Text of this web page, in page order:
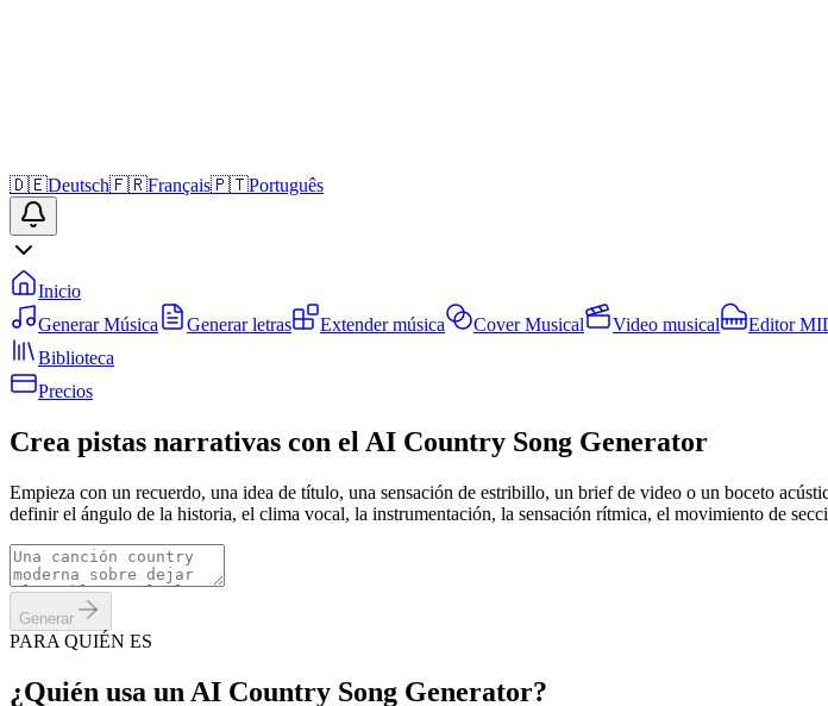
🇩🇪Deutsch🇫🇷Français🇵🇹Português
Inicio
Generar Música
Generar letras Extender música Cover Musical Video musical Editor
Biblioteca
Precios
Crea pistas narrativas con el AI Country Song Generator
Empieza con un recuerdo, una idea de título, una sensación de estribillo, un brief de video o un boceto
definir el ángulo de la historia, el clima vocal, la instrumentación, la sensación rítmica, el movimiento de
Generar
PARA QUIÉN ES
¿Quién usa un AI Country Song Generator?